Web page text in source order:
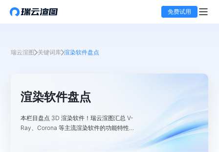
免费试用
瑞云渲图 关键词库 渲染软件盘点
渲染软件盘点
本栏目盘点 3D 渲染软件！瑞云渲图汇总 V-
Ray、Corona 等主流渲染软件的功能特性、